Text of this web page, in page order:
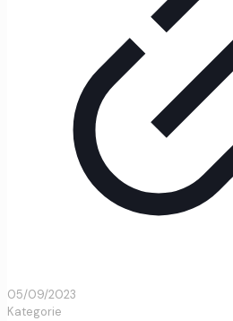
05/09/2023
Kategorie